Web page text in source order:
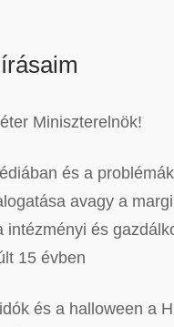
Miniszterelnök!
és a problémák
avagy a
intézményi és
15 évben
és a halloween a